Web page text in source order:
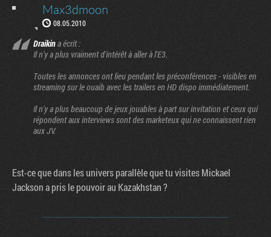
Max3dmoon
08.05.2010
Draikina écrit :
Il n'y a plus vraiment d'intérêt à aller à l'E3.
Toutes les annonces ont lieu pendant les préconférences - visibles en
streaming sur le ouaib avec les trailers en HD dispo immédiatement.
Il n'y a plus beaucoup de jeux jouables à part sur invitation et ceux qui
répondent aux interviews sont des marketeux qui ne connaissent rien
aux JV.
Est-ce que dans les univers parallèle que tu visites Mickael
Jackson a pris le pouvoir au Kazakhstan ?